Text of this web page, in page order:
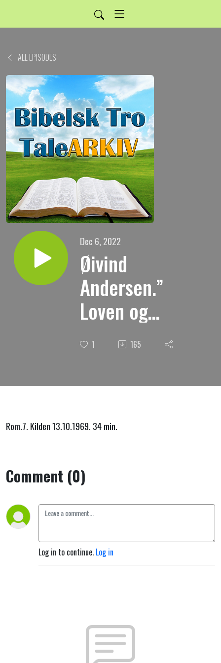
ALL EPISODES
Dec 6, 2022
Øivind
Andersen.”
Loven og
lovgjerninger.”
1 165
Rom.7. Kilden 13.10.1969. 34 min.
Comment (0)
Log in to continue. Log in